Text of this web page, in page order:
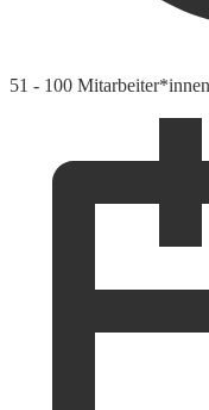
51 - 100 Mitarbeiter*innen